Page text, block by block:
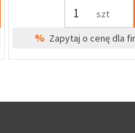
szt
% Zapytaj o cenę dla